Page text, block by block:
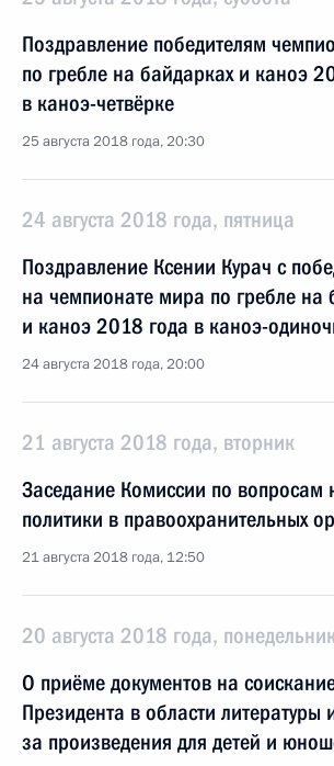
Поздравление победителям
по гребле на байдарках и каноэ
в каноэ-четвёрке
25 августа 2018 года, 20:30
24 августа 2018 года, пятница
Поздравление Ксении Курач с
на чемпионате мира по гребле на
и каноэ 2018 года в каноэ-
24 августа 2018 года, 20:00
21 августа 2018 года, вторник
Заседание Комиссии по вопросам
политики в правоохранительных
21 августа 2018 года, 12:50
20 августа 2018 года,
О приёме документов на
Президента в области литературы
за произведения для детей и